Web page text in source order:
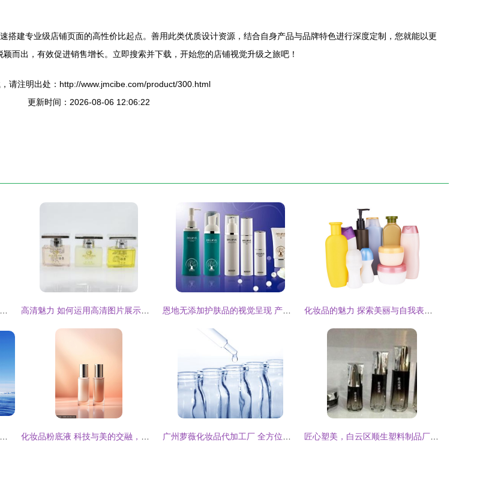
搭建专业级店铺页面的高性价比起点。善用此类优质设计资源，结合自身产品与品牌特色进行深度定制，您就能以更
而出，有效促进销售增长。立即搜索并下载，开始您的店铺视觉升级之旅吧！
请注明出处：http://www.jmcibe.com/product/300.html
更新时间：2026-08-06 12:06:22